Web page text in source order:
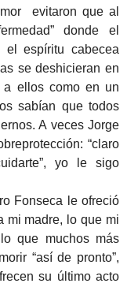
evitaron que al
donde el
el espíritu cabecea
se deshicieran en
a ellos como en un
sabían que todos
A veces Jorge
“claro
yo le sigo
Fonseca le ofreció
mi madre, lo que mi
que muchos más
“así de pronto”,
su último acto